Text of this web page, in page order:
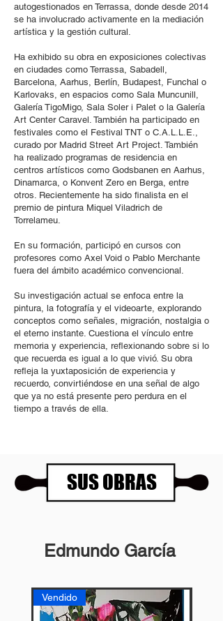
autogestionados en Terrassa, donde desde 2014
se ha involucrado activamente en la mediación
artística y la gestión cultural.
Ha exhibido su obra en exposiciones colectivas
en ciudades como Terrassa, Sabadell,
Barcelona, Aarhus, Berlín, Budapest, Funchal o
Karlovaks, en espacios como Sala Muncunill,
Galería TigoMigo, Sala Soler i Palet o la Galería
Art Center Caravel. También ha participado en
festivales como el Festival TNT o C.A.L.L.E.,
curado por Madrid Street Art Project. También
ha realizado programas de residencia en
centros artísticos como Godsbanen en Aarhus,
Dinamarca, o Konvent Zero en Berga, entre
otros. Recientemente ha sido finalista en el
premio de pintura Miquel Viladrich de
Torrelameu.
En su formación, participó en cursos con
profesores como Axel Void o Pablo Merchante
fuera del ámbito académico convencional.
Su investigación actual se enfoca entre la
pintura, la fotografía y el videoarte, explorando
conceptos como señales, migración, nostalgia o
el eterno instante. Cuestiona el vínculo entre
memoria y experiencia, reflexionando sobre si lo
que recuerda es igual a lo que vivió. Su obra
refleja la yuxtaposición de experiencia y
recuerdo, convirtiéndose en una señal de algo
que ya no está presente pero perdura en el
tiempo a través de ella.
SUS OBRAS
Edmundo García
Vendido